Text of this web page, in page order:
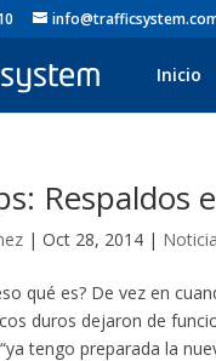
Inicio
Respaldos
| Oct 28, 2014|
qué es? De vez en
duros dejaron de
tengo preparada la